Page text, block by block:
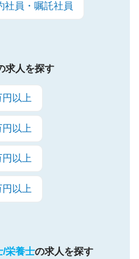
社員・嘱託社員
求人を探す
以上
以上
円以上
以上
/栄養士の求人を探す